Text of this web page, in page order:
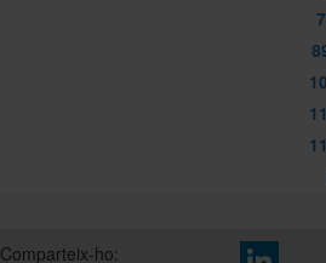
Comparteix-ho: